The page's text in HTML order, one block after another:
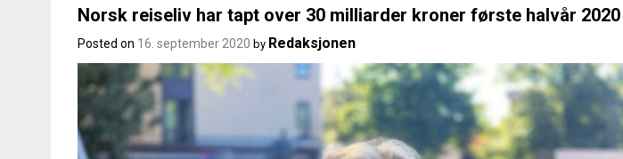
Norsk reiseliv har tapt over 30 milliarder kroner første halvår 2020
Posted on 16. september 2020 by Redaksjonen